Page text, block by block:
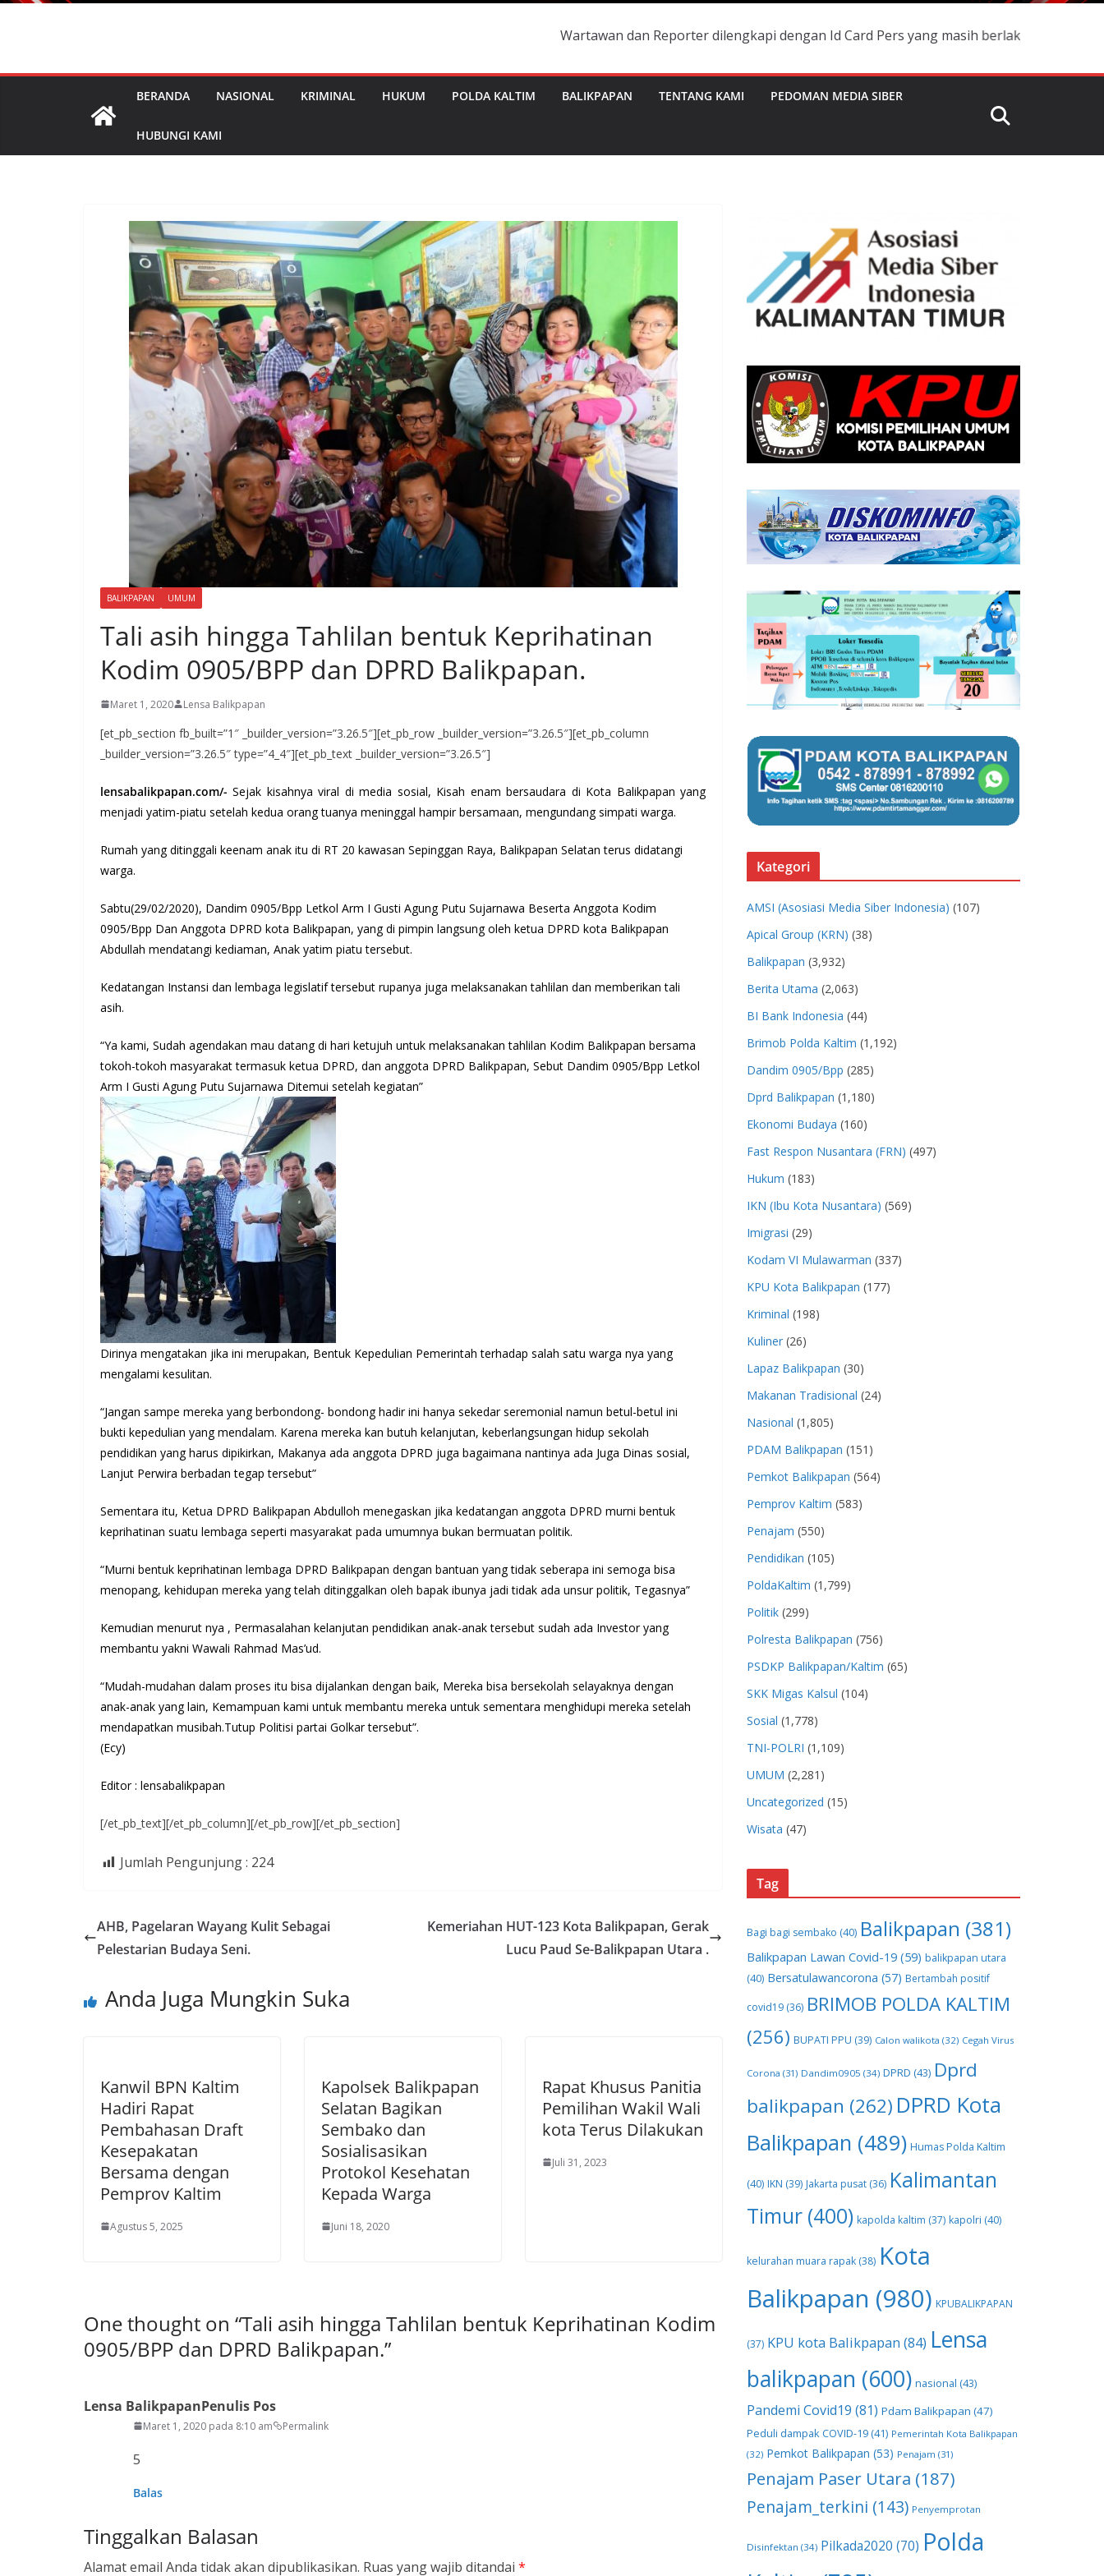
Wartawan dan Reporter dilengkapi dengan Id Card Pers yang masih berlaku dan namanya
BERANDA NASIONAL KRIMINAL HUKUM POLDA KALTIM BALIKPAPAN TENTANG KAMI PEDOMAN MEDIA SIBER
HUBUNGI KAMI
BALIKPAPAN UMUM
Tali asih hingga Tahlilan bentuk Keprihatinan
Kodim 0905/BPP dan DPRD Balikpapan.
Maret 1, 2020 Lensa Balikpapan
[et_pb_section fb_built=”1″ _builder_version=”3.26.5″][et_pb_row _builder_version=”3.26.5″][et_pb_column
_builder_version=”3.26.5″ type=”4_4″][et_pb_text _builder_version=”3.26.5″]
lensabalikpapan.com/- Sejak kisahnya viral di media sosial, Kisah enam bersaudara di Kota Balikpapan yang
menjadi yatim-piatu setelah kedua orang tuanya meninggal hampir bersamaan, mengundang simpati warga.
Rumah yang ditinggali keenam anak itu di RT 20 kawasan Sepinggan Raya, Balikpapan Selatan terus didatangi
warga.
Sabtu(29/02/2020), Dandim 0905/Bpp Letkol Arm I Gusti Agung Putu Sujarnawa Beserta Anggota Kodim
0905/Bpp Dan Anggota DPRD kota Balikpapan, yang di pimpin langsung oleh ketua DPRD kota Balikpapan
Abdullah mendatangi kediaman, Anak yatim piatu tersebut.
Kedatangan Instansi dan lembaga legislatif tersebut rupanya juga melaksanakan tahlilan dan memberikan tali
asih.
“Ya kami, Sudah agendakan mau datang di hari ketujuh untuk melaksanakan tahlilan Kodim Balikpapan bersama
tokoh-tokoh masyarakat termasuk ketua DPRD, dan anggota DPRD Balikpapan, Sebut Dandim 0905/Bpp Letkol
Arm I Gusti Agung Putu Sujarnawa Ditemui setelah kegiatan”
Dirinya mengatakan jika ini merupakan, Bentuk Kepedulian Pemerintah terhadap salah satu warga nya yang
mengalami kesulitan.
“Jangan sampe mereka yang berbondong- bondong hadir ini hanya sekedar seremonial namun betul-betul ini
bukti kepedulian yang mendalam. Karena mereka kan butuh kelanjutan, keberlangsungan hidup sekolah
pendidikan yang harus dipikirkan, Makanya ada anggota DPRD juga bagaimana nantinya ada Juga Dinas sosial,
Lanjut Perwira berbadan tegap tersebut”
Sementara itu, Ketua DPRD Balikpapan Abdulloh menegaskan jika kedatangan anggota DPRD murni bentuk
keprihatinan suatu lembaga seperti masyarakat pada umumnya bukan bermuatan politik.
“Murni bentuk keprihatinan lembaga DPRD Balikpapan dengan bantuan yang tidak seberapa ini semoga bisa
menopang, kehidupan mereka yang telah ditinggalkan oleh bapak ibunya jadi tidak ada unsur politik, Tegasnya”
Kemudian menurut nya , Permasalahan kelanjutan pendidikan anak-anak tersebut sudah ada Investor yang
membantu yakni Wawali Rahmad Mas’ud.
“Mudah-mudahan dalam proses itu bisa dijalankan dengan baik, Mereka bisa bersekolah selayaknya dengan
anak-anak yang lain, Kemampuan kami untuk membantu mereka untuk sementara menghidupi mereka setelah
mendapatkan musibah.Tutup Politisi partai Golkar tersebut”.
(Ecy)
Editor : lensabalikpapan
[/et_pb_text][/et_pb_column][/et_pb_row][/et_pb_section]
Jumlah Pengunjung : 224
AHB, Pagelaran Wayang Kulit Sebagai
Pelestarian Budaya Seni.
Kemeriahan HUT-123 Kota Balikpapan, Gerak
Lucu Paud Se-Balikpapan Utara .
Anda Juga Mungkin Suka
Kanwil BPN Kaltim
Hadiri Rapat
Pembahasan Draft
Kesepakatan
Bersama dengan
Pemprov Kaltim
Agustus 5, 2025
Kapolsek Balikpapan
Selatan Bagikan
Sembako dan
Sosialisasikan
Protokol Kesehatan
Kepada Warga
Juni 18, 2020
Rapat Khusus Panitia
Pemilihan Wakil Wali
kota Terus Dilakukan
Juli 31, 2023
One thought on “Tali asih hingga Tahlilan bentuk Keprihatinan Kodim
0905/BPP dan DPRD Balikpapan.”
Lensa BalikpapanPenulis Pos
Maret 1, 2020 pada 8:10 am Permalink
5
Balas
Tinggalkan Balasan
Alamat email Anda tidak akan dipublikasikan. Ruas yang wajib ditandai *
Kategori
AMSI (Asosiasi Media Siber Indonesia) (107)
Apical Group (KRN) (38)
Balikpapan (3,932)
Berita Utama (2,063)
BI Bank Indonesia (44)
Brimob Polda Kaltim (1,192)
Dandim 0905/Bpp (285)
Dprd Balikpapan (1,180)
Ekonomi Budaya (160)
Fast Respon Nusantara (FRN) (497)
Hukum (183)
IKN (Ibu Kota Nusantara) (569)
Imigrasi (29)
Kodam VI Mulawarman (337)
KPU Kota Balikpapan (177)
Kriminal (198)
Kuliner (26)
Lapaz Balikpapan (30)
Makanan Tradisional (24)
Nasional (1,805)
PDAM Balikpapan (151)
Pemkot Balikpapan (564)
Pemprov Kaltim (583)
Penajam (550)
Pendidikan (105)
PoldaKaltim (1,799)
Politik (299)
Polresta Balikpapan (756)
PSDKP Balikpapan/Kaltim (65)
SKK Migas Kalsul (104)
Sosial (1,778)
TNI-POLRI (1,109)
UMUM (2,281)
Uncategorized (15)
Wisata (47)
Tag
Bagi bagi sembako (40) Balikpapan (381)
Balikpapan Lawan Covid-19 (59) balikpapan utara
(40) Bersatulawancorona (57) Bertambah positif
covid19 (36) BRIMOB POLDA KALTIM
(256) BUPATI PPU (39) Calon walikota (32) Cegah Virus
Corona (31) Dandim0905 (34) DPRD (43) Dprd
balikpapan (262) DPRD Kota
Balikpapan (489) Humas Polda Kaltim
(40) IKN (39) Jakarta pusat (36) Kalimantan
Timur (400) kapolda kaltim (37) kapolri (40)
kelurahan muara rapak (38) Kota
Balikpapan (980) KPUBALIKPAPAN
(37) KPU kota Balikpapan (84) Lensa
balikpapan (600) nasional (43)
Pandemi Covid19 (81) Pdam Balikpapan (47)
Peduli dampak COVID-19 (41) Pemerintah Kota Balikpapan
(32) Pemkot Balikpapan (53) Penajam (31)
Penajam Paser Utara (187)
Penajam_terkini (143) Penyemprotan
Disinfektan (34) Pilkada2020 (70) Polda